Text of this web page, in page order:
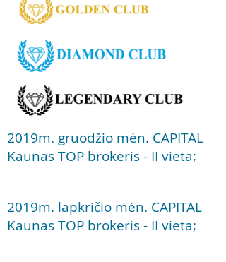
2019m. gruodžio mėn. CAPITAL
Kaunas TOP brokeris - II vieta;
2019m. lapkričio mėn. CAPITAL
Kaunas TOP brokeris - II vieta;